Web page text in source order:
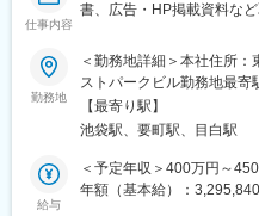
仕事内容
書、広告・HP掲載資料な
■職務内容：
製薬企業からの依頼を元
を作成や、クオリティチェ
＜作成するもの＞
・インタビューフォーム
勤務地
＜勤務地詳細＞本社住所
ストパークビル勤務地最寄
全面禁煙変更の範囲：会社
【最寄り駅】
池袋駅、要町駅、目白駅
給与
＜予定年収＞400万円～
年額（基本給）：